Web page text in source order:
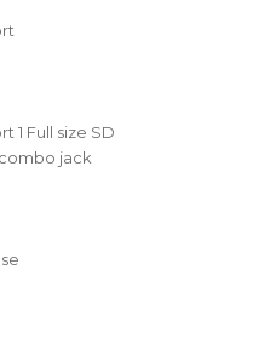
1 Full size SD
jack